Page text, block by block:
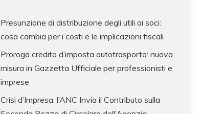
Presunzione di distribuzione degli utili ai soci:
cosa cambia per i costi e le implicazioni fiscali
Proroga credito d’imposta autotrasporto: nuova
misura in Gazzetta Ufficiale per professionisti e
imprese
Crisi d’Impresa: l’ANC Invía il Contributo sulla